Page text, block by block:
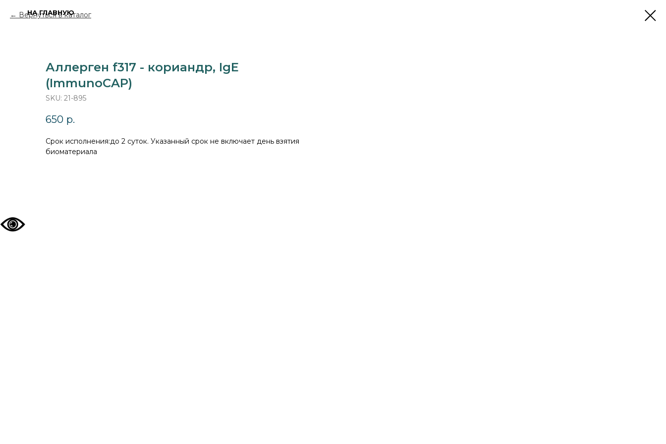
Вернуться в каталог
Аллерген f317 - кориандр, IgE
(ImmunoCAP)
SKU: 21-895
650 р.
Cрок исполнения:до 2 суток. Указанный срок не включает день взятия
биоматериала
НА ГЛАВНУЮ